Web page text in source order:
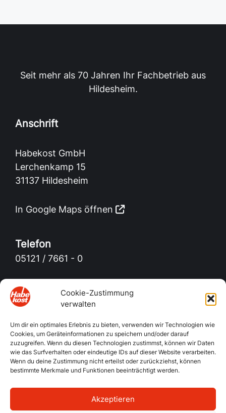
Cookie-Zustimmung
verwalten
Um dir ein optimales Erlebnis zu bieten, verwenden wir Technologien wie
Cookies, um Geräteinformationen zu speichern und/oder darauf
zuzugreifen. Wenn du diesen Technologien zustimmst, können wir Daten
wie das Surfverhalten oder eindeutige IDs auf dieser Website verarbeiten.
Wenn du deine Zustimmung nicht erteilst oder zurückziehst, können
bestimmte Merkmale und Funktionen beeinträchtigt werden.
Akzeptieren
Seit mehr als 70 Jahren Ihr Fachbetrieb aus
Hildesheim.
Anschrift
Habekost GmbH
Lerchenkamp 15
31137 Hildesheim
In Google Maps öffnen
Telefon
05121 / 7661 - 0
Telefax
05121 / 7661 - 22
E-Mail
info@habekost.de